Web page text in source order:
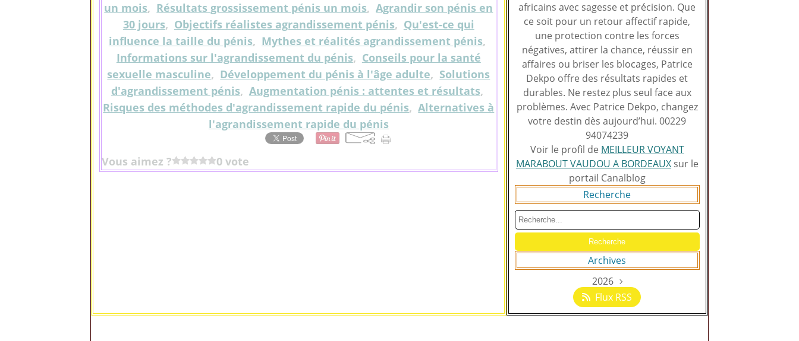
un mois, Résultats grossissement pénis un mois,Agrandir son pénis en
30 jours, Objectifs réalistes agrandissement pénis, Qu'est-ce qui
influence la taille du pénis, Mythes et réalités agrandissement pénis,
Informations sur l'agrandissement du pénis, Conseils pour la santé
sexuelle masculine, Développement du pénis à l'âge adulte, Solutions
d'agrandissement pénis, Augmentation pénis : attentes et résultats,
Risques des méthodes d'agrandissement rapide du pénis,Alternatives à
l'agrandissement rapide du pénis
Vous aimez ? 0 vote
africains avec sagesse et précision. Que
ce soit pour un retour affectif rapide,
une protection contre les forces
négatives, attirer la chance, réussir en
affaires ou briser les blocages, Patrice
Dekpo offre des résultats rapides et
durables. Ne restez plus seul face aux
problèmes. Avec Patrice Dekpo, changez
votre destin dès aujourd’hui. 00229
94074239
Voir le profil de MEILLEUR VOYANT
MARABOUT VAUDOU A BORDEAUXsur le
portail Canalblog
Recherche
Archives
2026
Août(129)
Flux RSS